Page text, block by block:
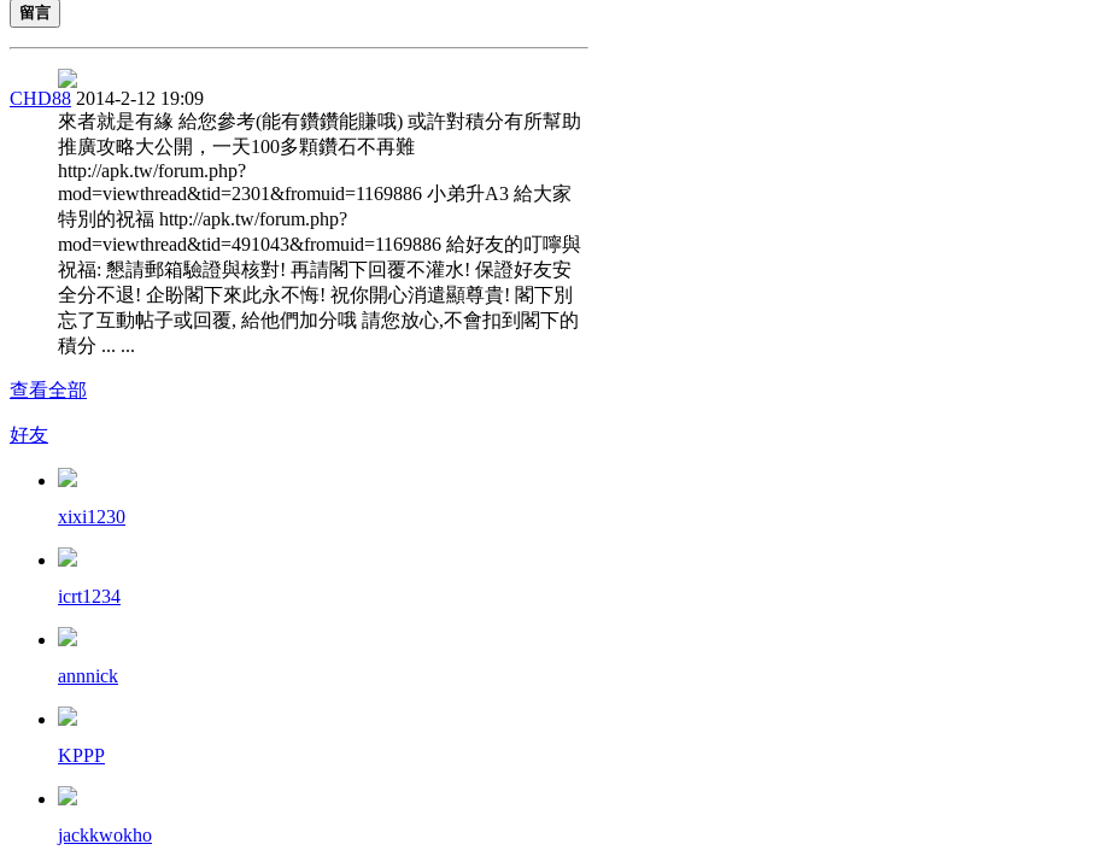
留言
CHD88 2014-2-12 19:09
來者就是有緣 給您參考(能有鑽鑽能賺哦) 或許對積分有所幫助
推廣攻略大公開，一天100多顆鑽石不再難
http://apk.tw/forum.php?
mod=viewthread&tid=2301&fromuid=1169886 小弟升A3 給大家
特別的祝福 http://apk.tw/forum.php?
mod=viewthread&tid=491043&fromuid=1169886 給好友的叮嚀與
祝福: 懇請郵箱驗證與核對! 再請閣下回覆不灌水! 保證好友安
全分不退! 企盼閣下來此永不悔! 祝你開心消遣顯尊貴! 閣下別
忘了互動帖子或回覆, 給他們加分哦 請您放心,不會扣到閣下的
積分 ... ...
查看全部
好友
xixi1230
icrt1234
annnick
KPPP
jackkwokho